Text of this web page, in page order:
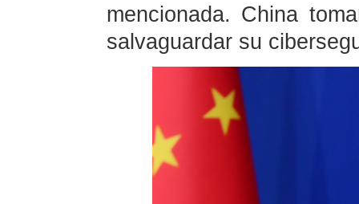
mencionada. China
salvaguardar su